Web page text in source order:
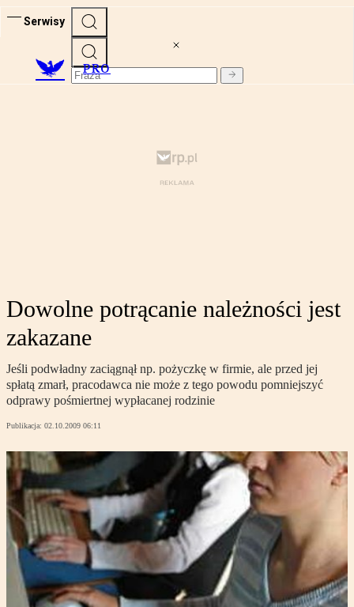
Serwisy
PRO
Dowolne potrącanie należności jest
zakazane
Jeśli podwładny zaciągnął np. pożyczkę w firmie, ale przed jej
spłatą zmarł, pracodawca nie może z tego powodu pomniejszyć
odprawy pośmiertnej wypłacanej rodzinie
Publikacja: 02.10.2009 06:11